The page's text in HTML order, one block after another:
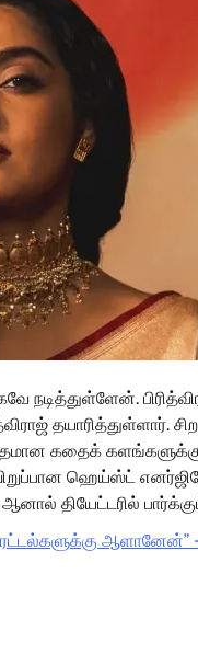
நடித்துள்ளேன்.
கதைக்
ஹெய்ஸ்ட்
தியேட்டரில்
ஆளானேன்” –